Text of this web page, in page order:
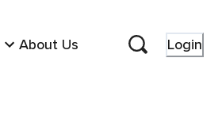
About Us Login